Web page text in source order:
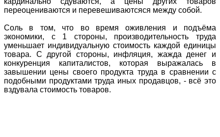
переоцениваются и перевешиваютсяся между собой.
Соль в том, что во время оживления и подъёма
экономики, с 1 стороны, производительность труда
уменьшает индивидуальную стоимость каждой единицы
товара. С другой стороны, инфляция, жажда денег и
конкуренция капиталистов, которая выражалась в
завышении цены своего продукта труда в сравнении с
подобными продуктами труда иных продавцов, - всё это
вздувала стоимость товаров.